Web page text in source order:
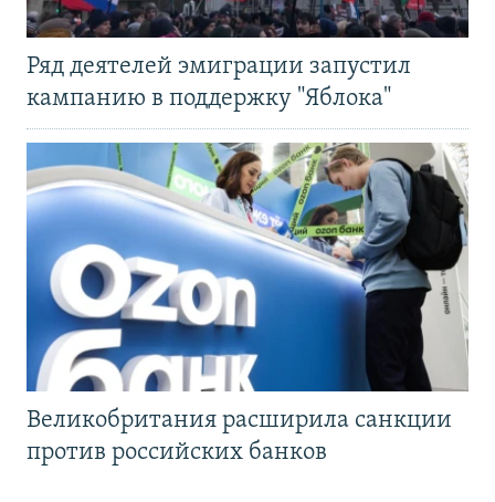
Ряд деятелей эмиграции запустил
кампанию в поддержку "Яблока"
Великобритания расширила санкции
против российских банков